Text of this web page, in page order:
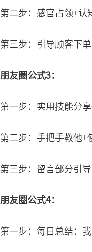
第二步：感官占领+
第三步：引导顾客下单
朋友圈公式3：
第一步：实用技能分
第二步：手把手教他+
第三步：留言部分引
朋友圈公式4：
第一步：每日总结：